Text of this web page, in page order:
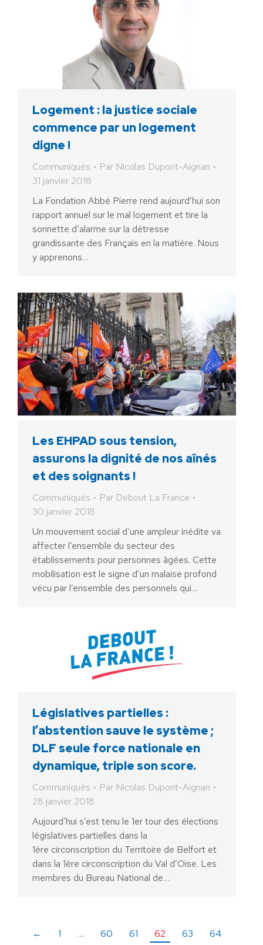
Logement : la justice sociale
commence par un logement
digne !
Communiqués Par Nicolas Dupont-Aignan
31 janvier 2018
La Fondation Abbé Pierre rend aujourd’hui son
rapport annuel sur le mal logement et tire la
sonnette d’alarme sur la détresse
grandissante des Français en la matière. Nous
y apprenons…
Les EHPAD sous tension,
assurons la dignité de nos aînés
et des soignants !
Communiqués Par Debout La France
30 janvier 2018
Un mouvement social d’une ampleur inédite va
affecter l’ensemble du secteur des
établissements pour personnes âgées. Cette
mobilisation est le signe d’un malaise profond
vécu par l’ensemble des personnels qui…
Législatives partielles :
l’abstention sauve le système ;
DLF seule force nationale en
dynamique, triple son score.
Communiqués Par Nicolas Dupont-Aignan
28 janvier 2018
Aujourd’hui s’est tenu le 1er tour des élections
législatives partielles dans la
1ère circonscription du Territoire de Belfort et
dans la 1ère circonscription du Val d’Oise. Les
membres du Bureau National de…
← 1 … 60 61 62 63
64